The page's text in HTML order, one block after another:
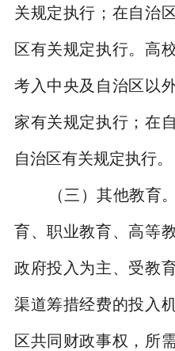
关规定执行；在自治
区有关规定执行。高
考入中央及自治区以
家有关规定执行；在
自治区有关规定执行。
（三）其他教育
育、职业教育、高等
政府投入为主、受教
渠道筹措经费的投入
区共同财政事权，所